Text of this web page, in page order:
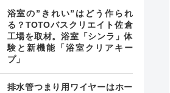
浴室の”きれい”はどう作られ
る？TOTOバスクリエイト佐倉
工場を取材。浴室「シンラ」体
験と新機能「浴室クリアキー
プ」
排水管つまり用ワイヤーはホー